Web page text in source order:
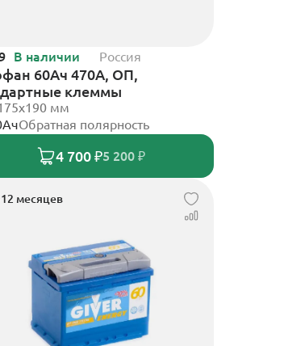
В наличии Россия
60Ач 470А, ОП,
клеммы
мм
Обратная полярность
4 700 ₽5 200 ₽
12 месяцев